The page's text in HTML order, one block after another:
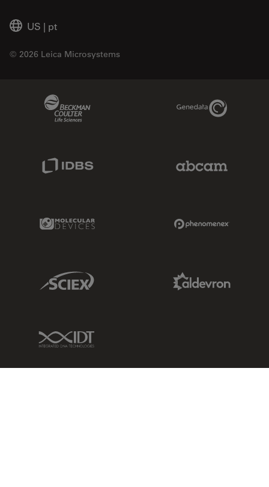
US | pt
© 2026 Leica Microsystems
Genedata Link
Molecular Devices Link
Sciex Link
IDT Link